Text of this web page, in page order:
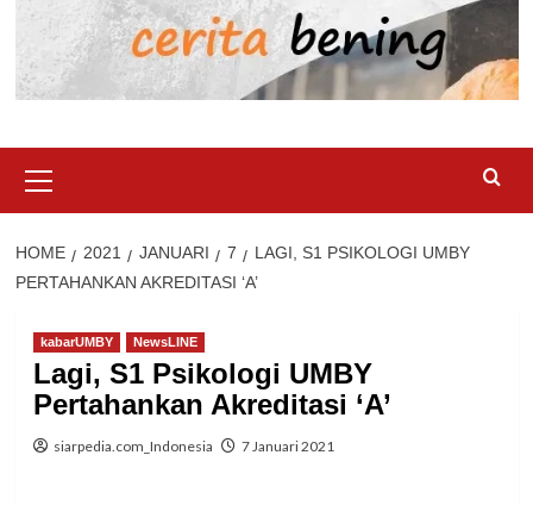
Menu
HOME 2021 JANUARI 7
LAGI, S1 PSIKOLOGI UMBY
PERTAHANKAN AKREDITASI ‘A’
kabarUMBY NewsLINE
Lagi, S1 Psikologi UMBY
Pertahankan Akreditasi ‘A’
siarpedia.com_Indonesia 7 Januari 2021